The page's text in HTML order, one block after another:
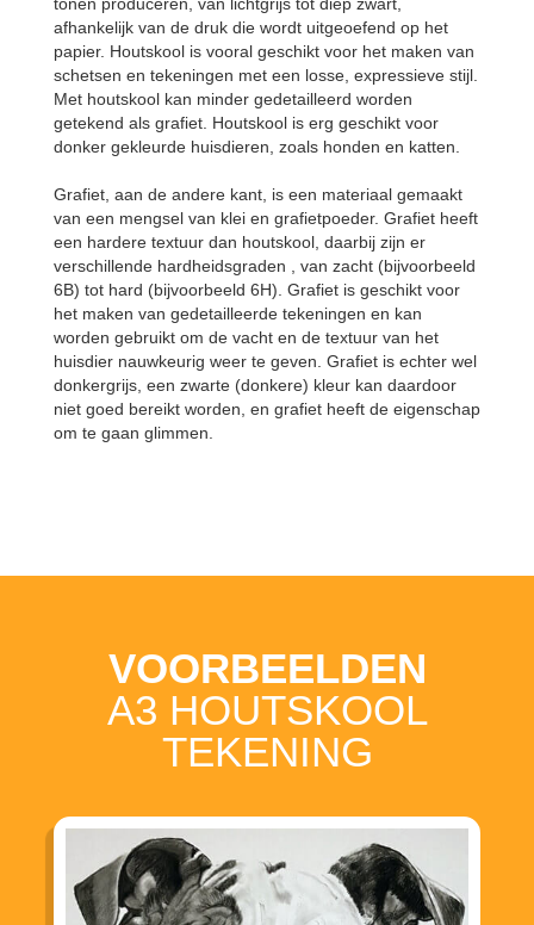
afhankelijk van de druk die wordt uitgeoefend op het
papier. Houtskool is vooral geschikt voor het maken van
schetsen en tekeningen met een losse, expressieve stijl.
Met houtskool kan minder gedetailleerd worden
getekend als grafiet. Houtskool is erg geschikt voor
donker gekleurde huisdieren, zoals honden en katten.
Grafiet, aan de andere kant, is een materiaal gemaakt
van een mengsel van klei en grafietpoeder. Grafiet heeft
een hardere textuur dan houtskool, daarbij zijn er
verschillende hardheidsgraden , van zacht (bijvoorbeeld
6B) tot hard (bijvoorbeeld 6H). Grafiet is geschikt voor
het maken van gedetailleerde tekeningen en kan
worden gebruikt om de vacht en de textuur van het
huisdier nauwkeurig weer te geven. Grafiet is echter wel
donkergrijs, een zwarte (donkere) kleur kan daardoor
niet goed bereikt worden, en grafiet heeft de eigenschap
om te gaan glimmen.
VOORBEELDEN
A3 HOUTSKOOL
TEKENING